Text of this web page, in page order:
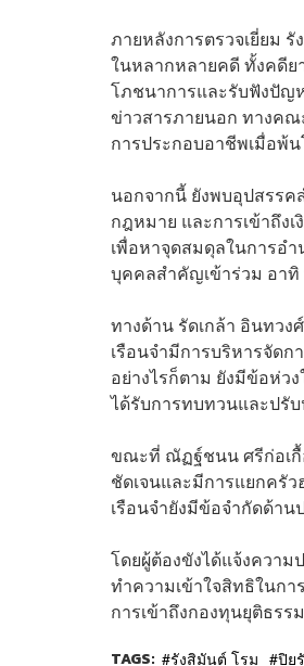
ภายหลังการตรวจเยี่ยม
ในหลากหลายคดี ทั้งคดีย
โภชนาการและรับฟังปัญ
ข่าวสารภายนอก ทางคณ
การประกอบอาชีพเมื่อพ้
นอกจากนี้ ยังพบอุปสรรค
กฎหมาย และการเข้าถึง
เพื่อหาจุดสมดุลในการอ
บุคคลสำคัญเข้าร่วม อาทิ
ทางด้าน รัดเกล้า อินทวง
เรือนจำมีการบริหารจัด
อย่างไรก็ตาม ยังมีข้อห่ว
ได้รับการทบทวนและปรั
ขณะที่ ณัฏฐ์ชนน ศรีก่อเกื้
ชัดเจนและมีการแยกครั
เรือนจำยังมีข้อจำกัดด้า
โดยผู้ต้องขังได้แจ้งควา
ทำความเข้าใจสิทธิในก
การเข้าถึงกองทุนยุติธร
TAGS: รังสิมันต์ โรม ปิย